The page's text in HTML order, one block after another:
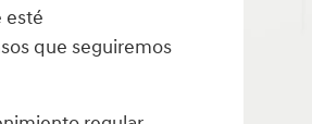
esté
que seguiremos